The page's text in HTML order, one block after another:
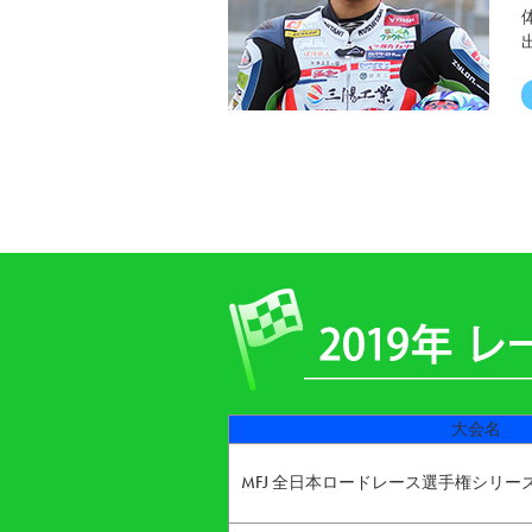
大会名
MFJ 全日本ロードレース選手権シリー